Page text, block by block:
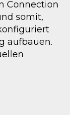
Connection
somit,
aufbauen.